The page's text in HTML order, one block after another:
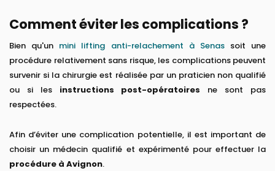
Comment éviter les complications ?
Bien qu'un mini lifting anti-relachement à Senassoit une
procédure relativement sans risque, les complications peuvent
survenir si la chirurgie est réalisée par un praticien non qualifié
ou si les instructions post-opératoires ne sont pas
respectées.
Afin d’éviter une complication potentielle, il est important de
choisir un médecin qualifié et expérimenté pour effectuer la
procédure à Avignon.